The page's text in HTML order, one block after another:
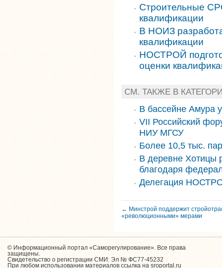
Строительные
квалификации
В НОИЗ
квалификации
НОСТРОЙ
оценки
СМ. ТАКЖЕ В
В бассейне Амура
VII Российский
НИУ МГСУ
Более 10,5 тыс.
В деревне Хотицы
благодаря
Делегация
← Минстрой поддержит
«революционными» мерами
© Информационный портал «Саморегулирование». Все права
защищены.
Свидетельство о регистрации СМИ: Эл № ФС77-45232
При любом использовании материалов ссылка на sroportal.ru